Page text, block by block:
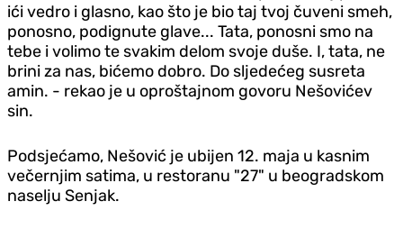
ići vedro i glasno, kao što je bio taj tvoj čuveni smeh,
ponosno, podignute glave... Tata, ponosni smo na
tebe i volimo te svakim delom svoje duše. I, tata, ne
brini za nas, bićemo dobro. Do sljedećeg susreta
amin. - rekao je u oproštajnom govoru Nešovićev
sin.
Podsjećamo, Nešović je ubijen 12. maja u kasnim
večernjim satima, u restoranu "27" u beogradskom
naselju Senjak.